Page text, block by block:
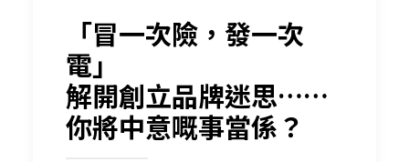
「冒一次險，發一次
電」
解開創立品牌迷思……
你將中意嘅事當係？